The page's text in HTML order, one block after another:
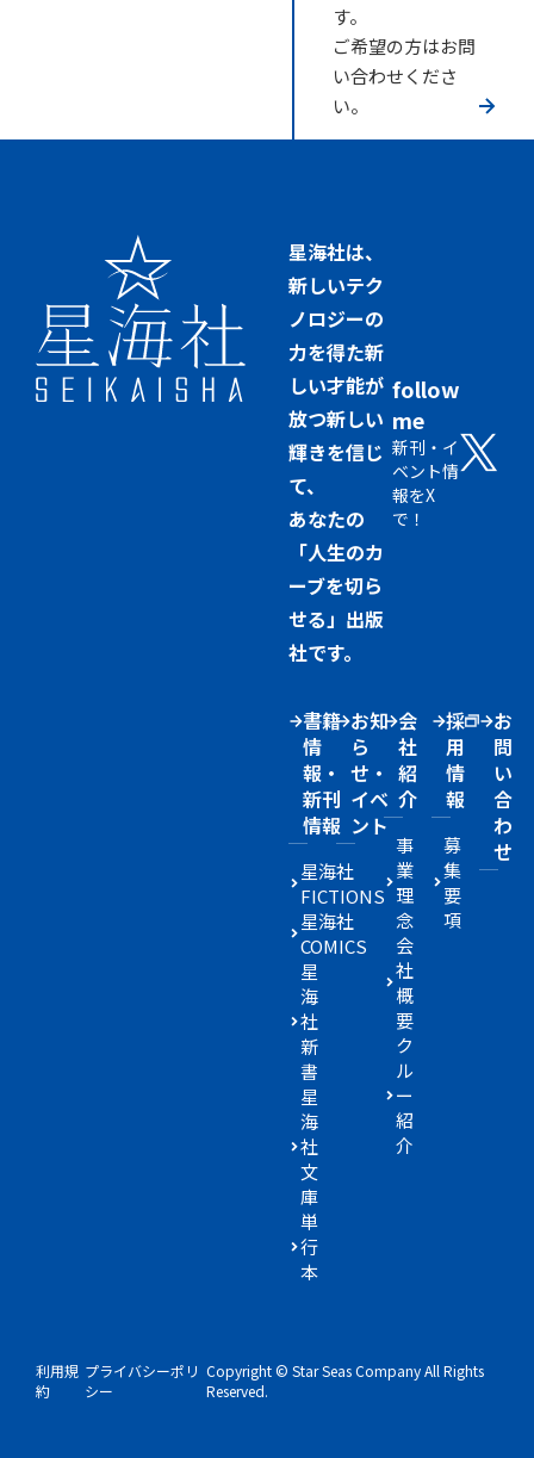
す。
ご希望の方はお問
い合わせくださ
い。
星海社は、
新しいテク
ノロジーの
力を得た新
しい才能が
放つ新しい
輝きを信じ
て、
あなたの
「人生のカ
ーブを切ら
せる」出版
社です。
follow
me
新刊・イ
ベント情
報をX
で！
書籍
情
報・
新刊
情報
星海社
FICTIONS
星海社
COMICS
星
海
社
新
書
星
海
社
文
庫
単
行
本
お知
ら
せ・
イベ
ント
会
社
紹
介
事
業
理
念
会
社
概
要
ク
ル
ー
紹
介
採
用
情
報
募
集
要
項
お
問
い
合
わ
せ
利用規
約
プライバシーポリ
シー
Copyright © Star Seas Company All Rights
Reserved.